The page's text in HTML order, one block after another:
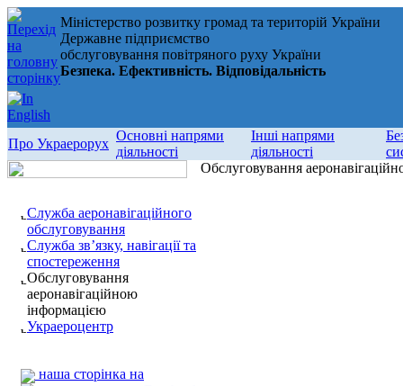
Міністерство розвитку громад та територій України
Державне підприємство
обслуговування повітряного руху України
Безпека. Ефективність. Відповідальність
Про Украерорух
Основні напрями
діяльності
Інші напрями
діяльності
Служба аеронавігаційного
обслуговування
Служба зв’язку, навігації та
спостереження
Обслуговування
аеронавігаційною
інформацією
Украероцентр
наша сторінка на
Обслуговування